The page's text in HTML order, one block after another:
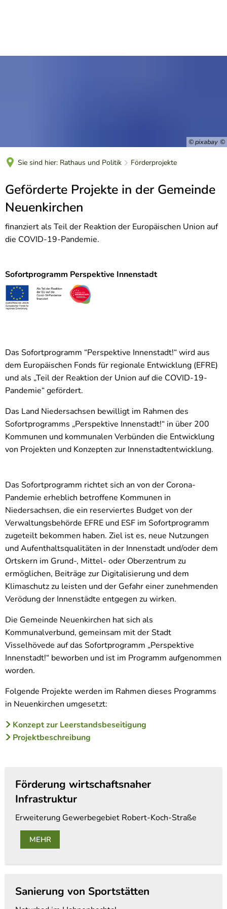
© pixabay
Sie sind hier: Rathaus und Politik Förderprojekte
Förderprojekte
Geförderte Projekte in der Gemeinde
Neuenkirchen
finanziert als Teil der Reaktion der Europäischen Union auf
die COVID-19-Pandemie.
Sofortprogramm Perspektive Innenstadt
Das Sofortprogramm “Perspektive Innenstadt!“ wird aus
dem Europäischen Fonds für regionale Entwicklung (EFRE)
und als „Teil der Reaktion der Union auf die COVID-19-
Pandemie“ gefördert.
Das Land Niedersachsen bewilligt im Rahmen des
Sofortprogramms „Perspektive Innenstadt!“ in über 200
Kommunen und kommunalen Verbünden die Entwicklung
von Projekten und Konzepten zur Innenstadtentwicklung.
Das Sofortprogramm richtet sich an von der Corona-
Pandemie erheblich betroffene Kommunen in
Niedersachsen, die ein reserviertes Budget von der
Verwaltungsbehörde EFRE und ESF im Sofortprogramm
zugeteilt bekommen haben. Ziel ist es, neue Nutzungen
und Aufenthaltsqualitäten in der Innenstadt und/oder dem
Ortskern im Grund-, Mittel- oder Oberzentrum zu
ermöglichen, Beiträge zur Digitalisierung und dem
Klimaschutz zu leisten und der Gefahr einer zunehmenden
Verödung der Innenstädte entgegen zu wirken.
Die Gemeinde Neuenkirchen hat sich als
Kommunalverbund, gemeinsam mit der Stadt
Visselhövede auf das Sofortprogramm „Perspektive
Innenstadt!“ beworben und ist im Programm aufgenommen
worden.
Folgende Projekte werden im Rahmen dieses Programms
in Neuenkirchen umgesetzt:
Konzept zur Leerstandsbeseitigung
Projektbeschreibung
Förderung wirtschaftsnaher
Infrastruktur
Erweiterung Gewerbegebiet Robert-Koch-Straße
MEHR
Sanierung von Sportstätten